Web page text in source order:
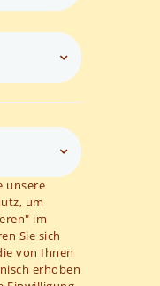
unsere
um
im
Sie sich
von Ihnen
erhoben